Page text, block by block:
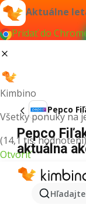
Aktuálne
Pridať do
Kimbino
Všetky ponuky na
(14,1 tis. hodnotení)
Otvoriť
Pepco
Pepco
aktuálna